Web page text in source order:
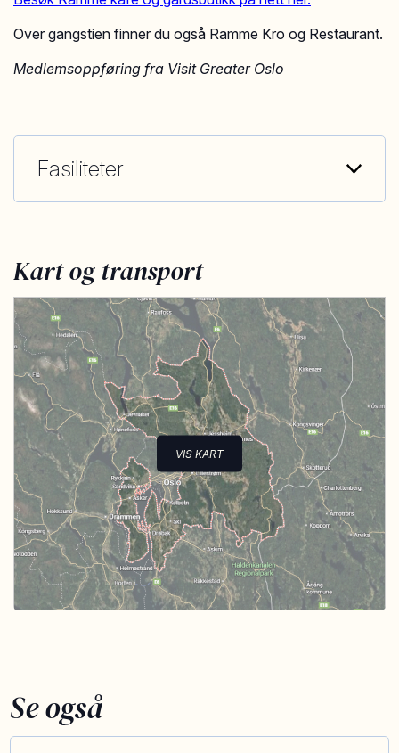
Over gangstien finner du også Ramme Kro og Restaurant.
Medlemsoppføring fra Visit Greater Oslo
Fasiliteter
Kart og transport
VIS KART
Se også